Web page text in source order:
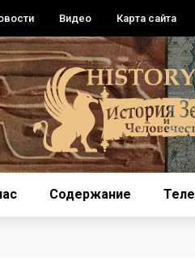
Видео Карта сайта
Содержание